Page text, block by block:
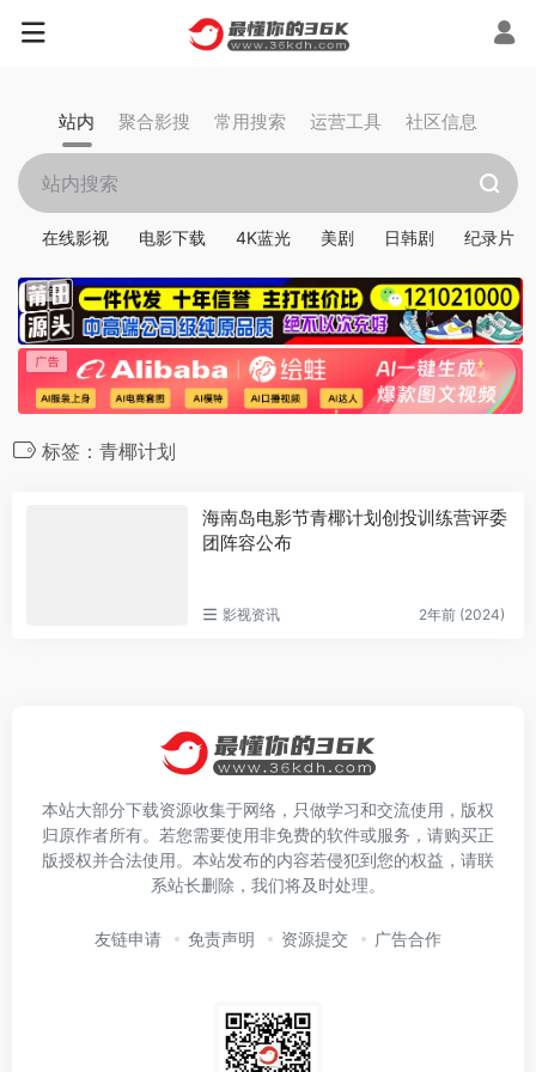
站内 聚合影搜 常用搜索 运营工具 社区信息
在线影视 电影下载 4K蓝光 美剧 日韩剧 纪录片
标签：青椰计划
海南岛电影节青椰计划创投训练营评委
团阵容公布
影视资讯 2年前 (2024)
本站大部分下载资源收集于网络，只做学习和交流使用，版权
归原作者所有。若您需要使用非免费的软件或服务，请购买正
版授权并合法使用。本站发布的内容若侵犯到您的权益，请联
系站长删除，我们将及时处理。
友链申请 免责声明 资源提交 广告合作